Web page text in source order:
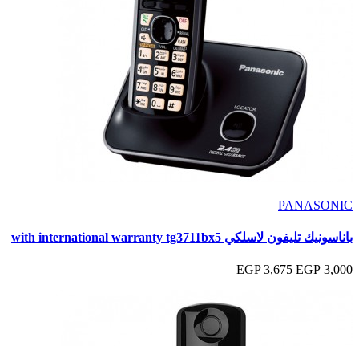
PANASONIC
باناسونيك تليفون لاسلكي with international warranty tg3711bx5
3,000 EGP
3,675 EGP